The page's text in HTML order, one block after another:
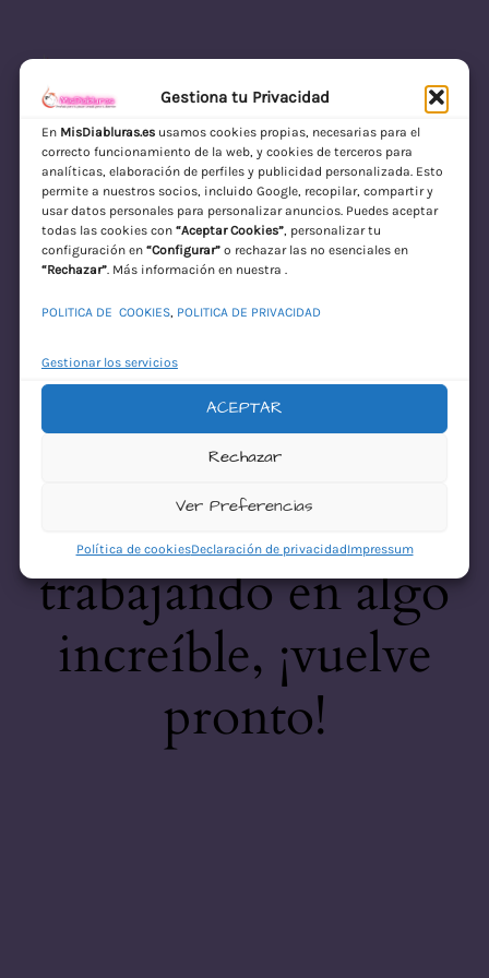
Gestiona tu Privacidad
En MisDiabluras.esusamos cookies propias, necesarias para el
correcto funcionamiento de la web, y cookies de terceros para
analíticas, elaboración de perfiles y publicidad personalizada. Esto
permite a nuestros socios, incluido Google, recopilar, compartir y
usar datos personales para personalizar anuncios. Puedes aceptar
todas las cookies con “Aceptar Cookies”, personalizar tu
configuración en “Configurar”o rechazar las no esenciales en
“Rechazar”. Más información en nuestra .
POLITICA DE COOKIES, POLITICA DE PRIVACIDAD
Gestionar los servicios
ACEPTAR
Rechazar
Ver Preferencias
Política de cookiesDeclaración de privacidadImpressum
MisDiabluras | Sexshop Online con Envío
Discreto en España
Acceder
¡Disculpa este
desastre! Estamos
trabajando en algo
increíble, ¡vuelve
pronto!